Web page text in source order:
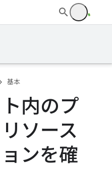
基本
内のプ
ソース
ンを確